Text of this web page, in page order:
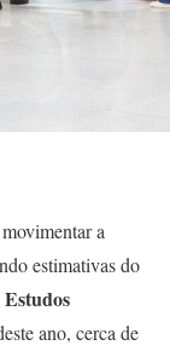
a
estimativas do
ano, cerca de